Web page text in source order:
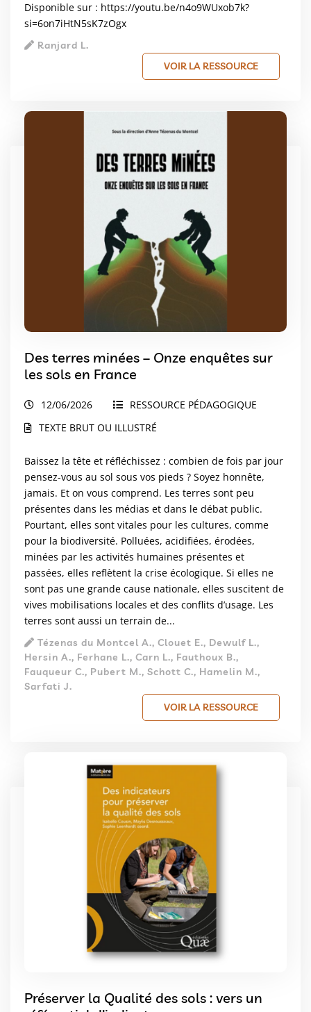
Disponible sur : https://youtu.be/n4o9WUxob7k?
si=6on7iHtN5sK7zOgx
Ranjard L.
VOIR LA RESSOURCE
Des terres minées – Onze enquêtes sur
les sols en France
12/06/2026
RESSOURCE PÉDAGOGIQUE
TEXTE BRUT OU ILLUSTRÉ
Baissez la tête et réfléchissez : combien de fois par jour
pensez-vous au sol sous vos pieds ? Soyez honnête,
jamais. Et on vous comprend. Les terres sont peu
présentes dans les médias et dans le débat public.
Pourtant, elles sont vitales pour les cultures, comme
pour la biodiversité. Polluées, acidifiées, érodées,
minées par les activités humaines présentes et
passées, elles reflètent la crise écologique. Si elles ne
sont pas une grande cause nationale, elles suscitent de
vives mobilisations locales et des conflits d’usage. Les
terres sont aussi un terrain de...
Tézenas du Montcel A., Clouet E., Dewulf L.,
Hersin A., Ferhane L., Carn L., Fauthoux B.,
Fauqueur C., Pubert M., Schott C., Hamelin M.,
Sarfati J.
VOIR LA RESSOURCE
Préserver la Qualité des sols : vers un